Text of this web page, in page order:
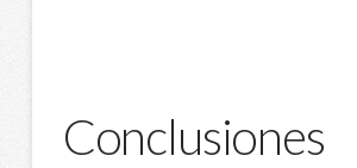
Conclusiones